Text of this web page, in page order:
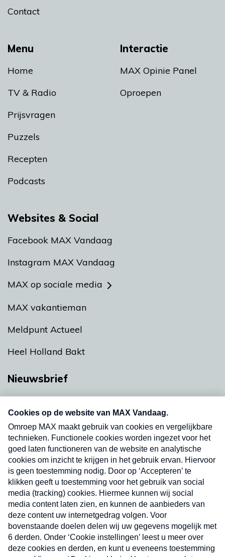
Menu
Home
TV & Radio
Prijsvragen
Puzzels
Recepten
Podcasts
Interactie
MAX Opinie Panel
Oproepen
Contact
Websites & Social
Facebook MAX Vandaag
Instagram MAX Vandaag
MAX op sociale media
MAX vakantieman
Meldpunt Actueel
Heel Holland Bakt
Nieuwsbrief
nieuwsbrief. Elke vrijdag- en dinsdagochtend in
uw mailbox.
Verzend
Nieuwsbrief